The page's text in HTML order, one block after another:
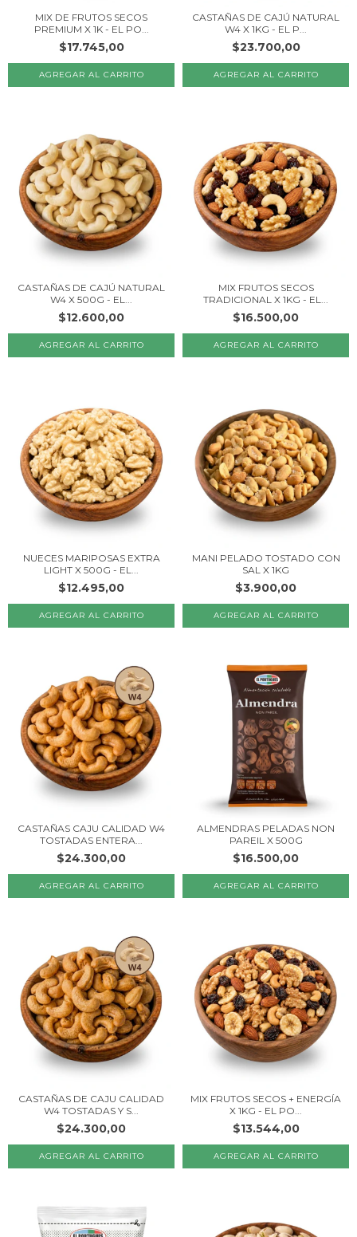
MIX DE FRUTOS SECOS
PREMIUM X 1K - EL PO...
$17.745,00
CASTAÑAS DE CAJÚ NATURAL
W4 X 1KG - EL P...
$23.700,00
CASTAÑAS DE CAJÚ NATURAL
W4 X 500G - EL...
$12.600,00
MIX FRUTOS SECOS
TRADICIONAL X 1KG - EL...
$16.500,00
NUECES MARIPOSAS EXTRA
LIGHT X 500G - EL...
$12.495,00
MANI PELADO TOSTADO CON
SAL X 1KG
$3.900,00
CASTAÑAS CAJU CALIDAD W4
TOSTADAS ENTERA...
$24.300,00
ALMENDRAS PELADAS NON
PAREIL X 500G
$16.500,00
CASTAÑAS DE CAJU CALIDAD
W4 TOSTADAS Y S...
$24.300,00
MIX FRUTOS SECOS + ENERGÍA
X 1KG - EL PO...
$13.544,00